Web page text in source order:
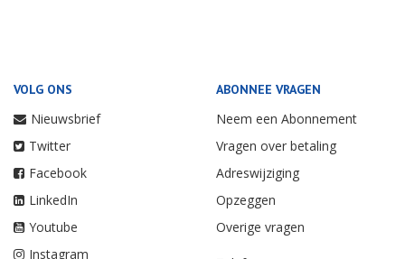
VOLG ONS
Nieuwsbrief
Twitter
Facebook
LinkedIn
Youtube
Instagram
ABONNEE VRAGEN
Neem een Abonnement
Vragen over betaling
Adreswijziging
Opzeggen
Overige vragen